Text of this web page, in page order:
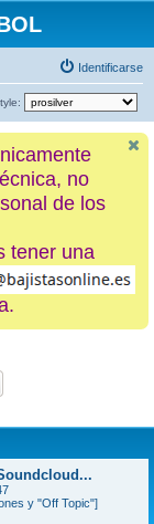
Identificarse
no
de los
tener una
y "Off Topic"]